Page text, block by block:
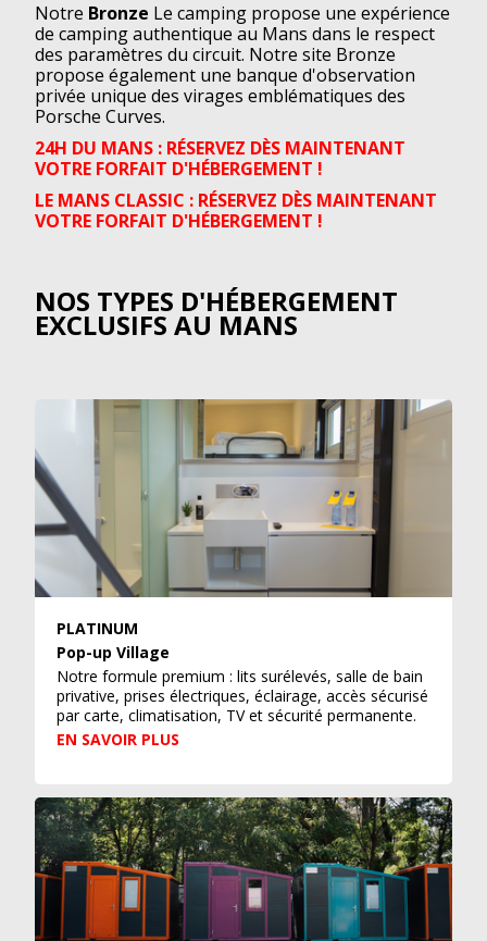
Notre Bronze Le camping propose une expérience
de camping authentique au Mans dans le respect
des paramètres du circuit. Notre site Bronze
propose également une banque d'observation
privée unique des virages emblématiques des
Porsche Curves.
24H DU MANS : RÉSERVEZ DÈS MAINTENANT
VOTRE FORFAIT D'HÉBERGEMENT !
LE MANS CLASSIC : RÉSERVEZ DÈS MAINTENANT
VOTRE FORFAIT D'HÉBERGEMENT !
NOS TYPES D'HÉBERGEMENT
EXCLUSIFS AU MANS
PLATINUM
Pop-up Village
Notre formule premium : lits surélevés, salle de bain
privative, prises électriques, éclairage, accès sécurisé
par carte, climatisation, TV et sécurité permanente.
EN SAVOIR PLUS